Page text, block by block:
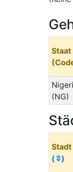
Staat
(NG)
Stadt
(⇳)